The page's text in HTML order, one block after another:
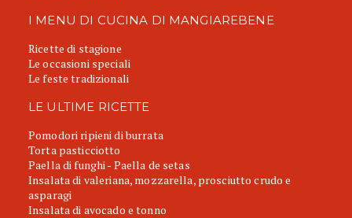
I MENU DI CUCINA DI MANGIAREBENE
Ricette di stagione
Le occasioni speciali
Le feste tradizionali
LE ULTIME RICETTE
Pomodori ripieni di burrata
Torta pasticciotto
Paella di funghi - Paella de setas
Insalata di valeriana, mozzarella, prosciutto crudo e
asparagi
Insalata di avocado e tonno